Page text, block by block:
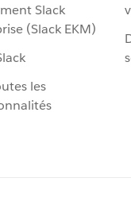
Slack
(Slack EKM)
les